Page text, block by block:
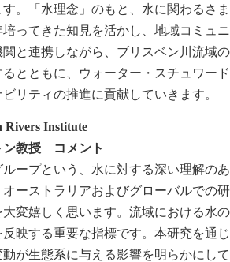
。「水理念」のもと、水に関わるさま
ってきた知見を活かし、地域コミュニ
と連携しながら、ブリスベン川流域の
とともに、ウォーター・スチュワード
リティの推進に貢献していきます。
Rivers Institute
教授 コメント
ープという、水に対する深い理解のあ
ーストラリアおよびグローバルでの研
変嬉しく思います。流域における水の
映する重要な指標です。本研究を通じ
が生態系に与える影響を明らかにして